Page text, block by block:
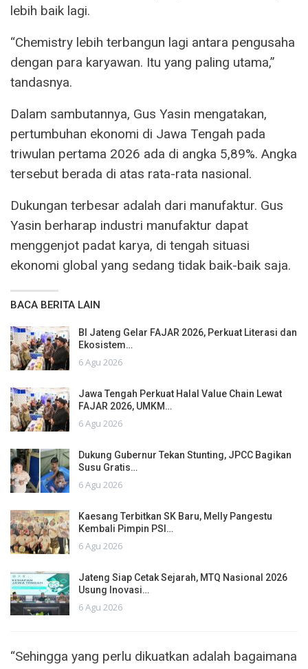
lebih baik lagi.
“Chemistry lebih terbangun lagi antara pengusaha
dengan para karyawan. Itu yang paling utama,”
tandasnya.
Dalam sambutannya, Gus Yasin mengatakan,
pertumbuhan ekonomi di Jawa Tengah pada
triwulan pertama 2026 ada di angka 5,89%. Angka
tersebut berada di atas rata-rata nasional.
Dukungan terbesar adalah dari manufaktur. Gus
Yasin berharap industri manufaktur dapat
menggenjot padat karya, di tengah situasi
ekonomi global yang sedang tidak baik-baik saja.
BACA BERITA LAIN
BI Jateng Gelar FAJAR 2026, Perkuat Literasi dan
Ekosistem…
6 Agu 2026
Jawa Tengah Perkuat Halal Value Chain Lewat
FAJAR 2026, UMKM…
6 Agu 2026
Dukung Gubernur Tekan Stunting, JPCC Bagikan
Susu Gratis…
6 Agu 2026
Kaesang Terbitkan SK Baru, Melly Pangestu
Kembali Pimpin PSI…
6 Agu 2026
Jateng Siap Cetak Sejarah, MTQ Nasional 2026
Usung Inovasi…
6 Agu 2026
“Sehingga yang perlu dikuatkan adalah bagaimana